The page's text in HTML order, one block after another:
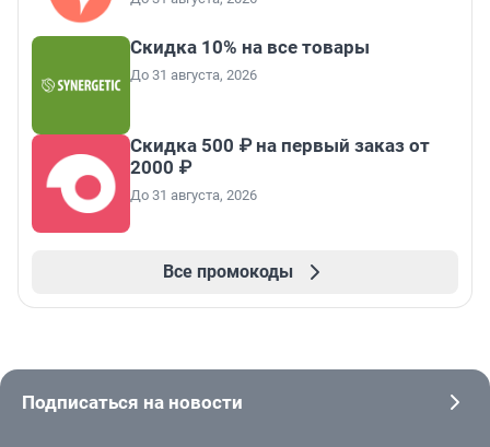
Скидка 10% на все товары
До 31 августа, 2026
Скидка 500 ₽ на первый заказ от
2000 ₽
До 31 августа, 2026
Все промокоды
Подписаться на новости